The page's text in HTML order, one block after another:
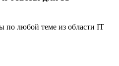
по любой теме из области IT